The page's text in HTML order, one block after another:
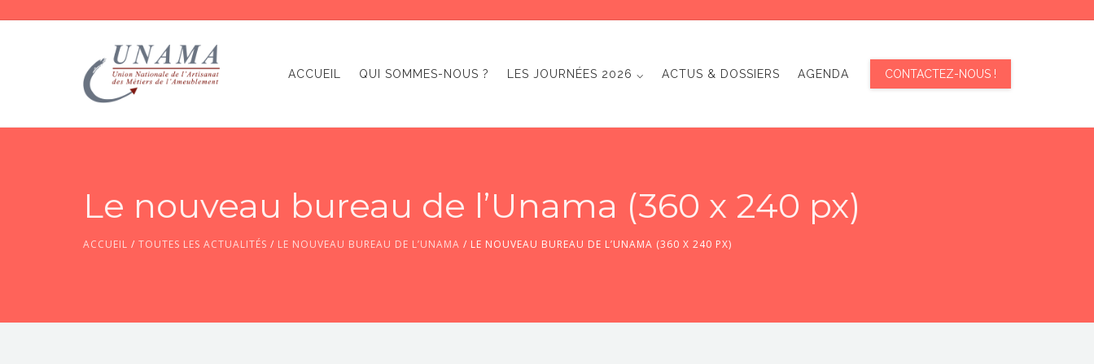
ACCUEIL QUI SOMMES-NOUS ? LES JOURNÉES 2026 ⌵ ACTUS & DOSSIERS AGENDA CONTACTEZ-NOUS !
Le nouveau bureau de l’Unama (360 x 240 px)
ACCUEIL / TOUTES LES ACTUALITÉS / LE NOUVEAU BUREAU DE L’UNAMA / LE NOUVEAU BUREAU DE L’UNAMA (360 X 240 PX)